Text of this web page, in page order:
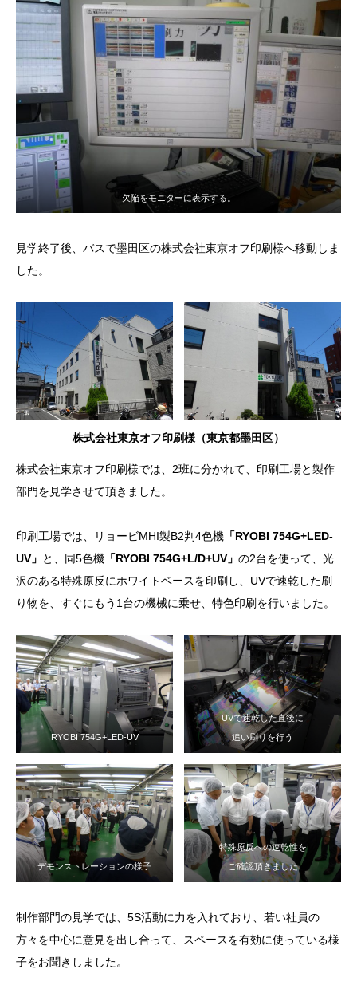
欠陥をモニターに表示する。
見学終了後、バスで墨田区の株式会社東京オフ印刷様へ移動しま
した。
株式会社東京オフ印刷様（東京都墨田区）
株式会社東京オフ印刷様では、2班に分かれて、印刷工場と製作
部門を見学させて頂きました。
印刷工場では、リョービMHI製B2判4色機 「RYOBI 754G+LED-
UV」 と、同5色機 「RYOBI 754G+L/D+UV」 の2台を使って、光
沢のある特殊原反にホワイトベースを印刷し、UVで速乾した刷
り物を、すぐにもう1台の機械に乗せ、特色印刷を行いました。
RYOBI 754G+LED-UV
UVで速乾した直後に
追い刷りを行う
デモンストレーションの様子
特殊原反への速乾性を
ご確認頂きました
制作部門の見学では、5S活動に力を入れており、若い社員の
方々を中心に意見を出し合って、スペースを有効に使っている様
子をお聞きしました。